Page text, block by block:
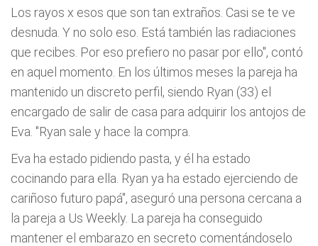
Los rayos x esos que son tan extraños. Casi se te ve
desnuda. Y no solo eso. Está también las radiaciones
que recibes. Por eso prefiero no pasar por ello", contó
en aquel momento. En los últimos meses la pareja ha
mantenido un discreto perfil, siendo Ryan (33) el
encargado de salir de casa para adquirir los antojos de
Eva. "Ryan sale y hace la compra.
Eva ha estado pidiendo pasta, y él ha estado
cocinando para ella. Ryan ya ha estado ejerciendo de
cariñoso futuro papá", aseguró una persona cercana a
la pareja a Us Weekly. La pareja ha conseguido
mantener el embarazo en secreto comentándoselo